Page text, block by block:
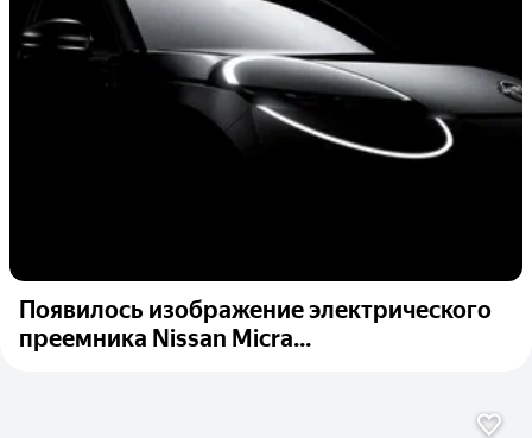
Появилось изображение электрического
преемника Nissan Micra...